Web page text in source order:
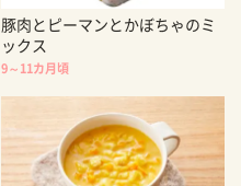
豚肉とピーマンとかぼちゃのミ
ックス
9～11カ月頃